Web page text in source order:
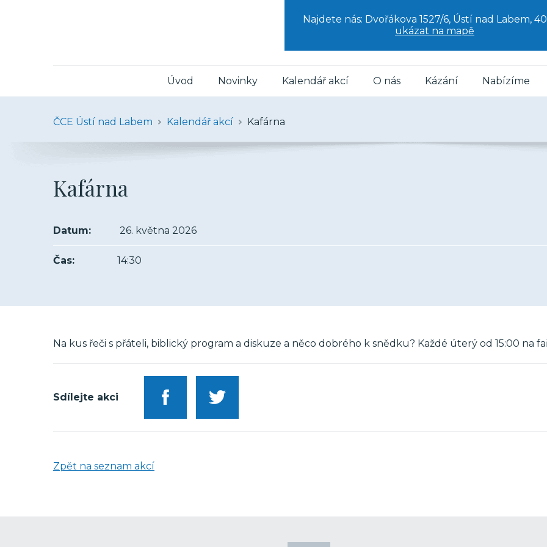
Najdete nás: Dvořákova 1527/6, Ústí nad Labem,
ukázat na mapě
Úvod Novinky Kalendář akcí O nás Kázání Nabízíme
ČCE Ústí nad Labem Kalendář akcí Kafárna
Kafárna
Datum: 26. května 2026
Čas: 14:30
Na kus řeči s přáteli, biblický program a diskuze a něco dobrého k snědku? Každé úterý od 15:00 na
Sdílejte akci
Zpět na seznam akcí